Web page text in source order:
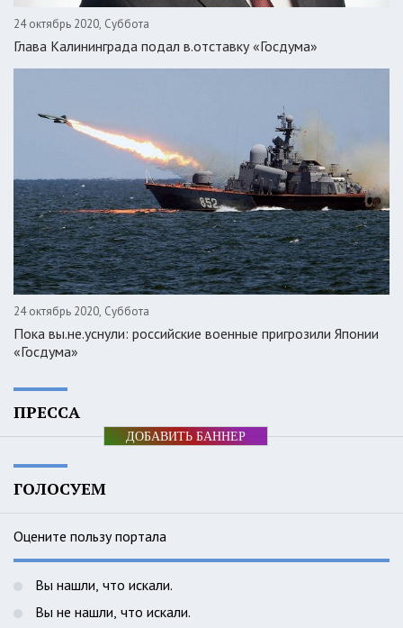
24 октябрь 2020, Суббота
Глава Калининграда подал в.отставку «Госдума»
24 октябрь 2020, Суббота
Пока вы.не.уснули: российские военные пригрозили Японии
«Госдума»
ПРЕССА
ДОБАВИТЬ БАННЕР
ГОЛОСУЕМ
Оцените пользу портала
Вы нашли, что искали.
Вы не нашли, что искали.